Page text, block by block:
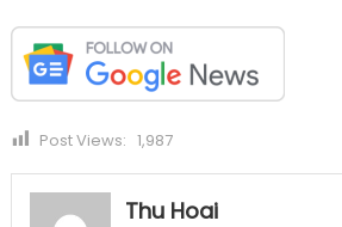
Post Views: 1,987
Thu Hoai